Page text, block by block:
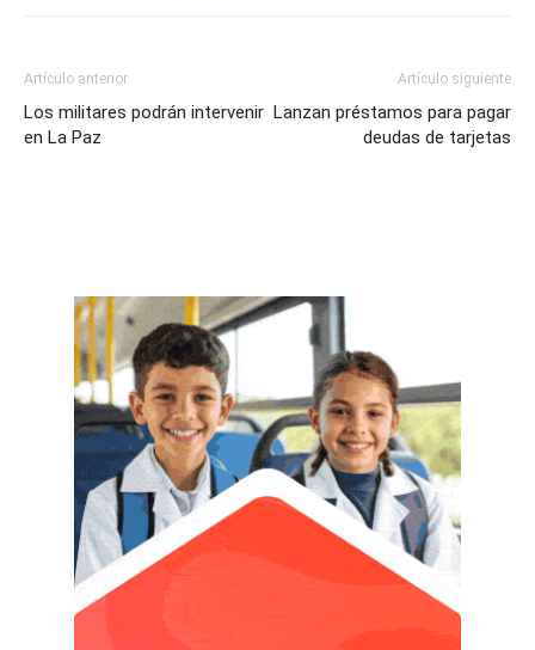
Artículo anterior
Los militares podrán intervenir
en La Paz
Artículo siguiente
Lanzan préstamos para pagar
deudas de tarjetas